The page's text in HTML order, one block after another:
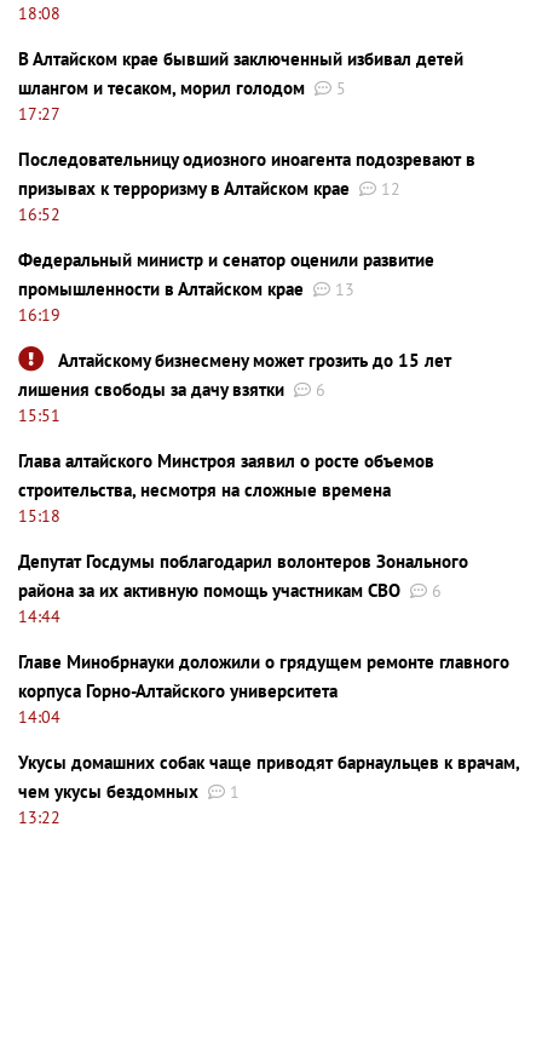
18:08
В Алтайском крае бывший заключенный избивал детей
шлангом и тесаком, морил голодом
5
17:27
Последовательницу одиозного иноагента подозревают в
призывах к терроризму в Алтайском крае
12
16:52
Федеральный министр и сенатор оценили развитие
промышленности в Алтайском крае
13
16:19
Алтайскому бизнесмену может грозить до 15 лет
лишения свободы за дачу взятки
6
15:51
Глава алтайского Минстроя заявил о росте объемов
строительства, несмотря на сложные времена
15:18
Депутат Госдумы поблагодарил волонтеров Зонального
района за их активную помощь участникам СВО
6
14:44
Главе Минобрнауки доложили о грядущем ремонте главного
корпуса Горно-Алтайского университета
14:04
Укусы домашних собак чаще приводят барнаульцев к врачам,
чем укусы бездомных
1
13:22